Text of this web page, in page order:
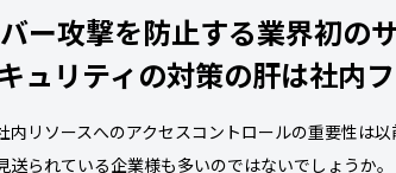
ー攻撃を防止する業界初の
ュリティの対策の肝は社内
内リソースへのアクセスコントロールの重要性は
られている企業様も多いのではないでしょうか。